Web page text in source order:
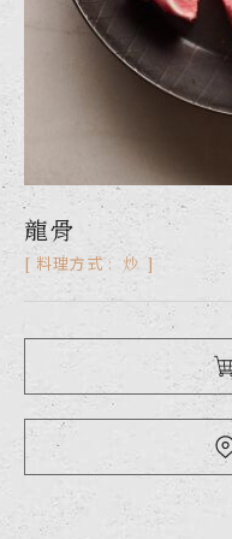
龍骨
料理方式 : 炒
支骨
料理方式 : 炒
軟骨丁
料理方式 : 炒
排骨丁
料理方式 : 炒
肋排
料理方式 : 炒
薄骨嫩肩排
料理方式 : 炒